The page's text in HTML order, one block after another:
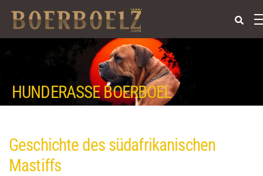
HUNDERASSE BOERBOEL
Geschichte des südafrikanischen
Mastiffs